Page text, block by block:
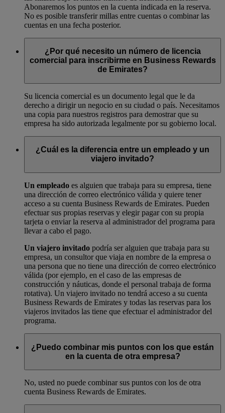
Abonaremos los puntos en la cuenta indicada en la reserva.
No es posible transferir millas entre cuentas o combinar las
cuentas en una fecha posterior.
¿Por qué necesito un número de licencia
comercial para inscribirme en Business Rewards
de Emirates?
Su licencia comercial es un documento legal que le da
derecho a dirigir un negocio en su ciudad o país. Necesitamos
una copia para nuestros registros para demostrar que su
empresa ha sido autorizada legalmente por su gobierno local.
¿Cuál es la diferencia entre un empleado y un
viajero invitado?
Un empleado es alguien que trabaja para su empresa, tiene
una dirección de correo electrónico válida y quiere tener
acceso a su cuenta Business Rewards de Emirates. Pueden
efectuar sus propias reservas y elegir pagar con su propia
tarjeta o enviar la reserva al administrador del programa para
llevar a cabo el pago.
Un viajero invitado podría ser alguien que trabaja para su
empresa, un consultor que viaja en nombre de la empresa o
una persona que no tiene una dirección de correo electrónico
válida (por ejemplo, en el caso de las empresas de
construcción y náuticas, donde el personal trabaja de forma
rotativa). Un viajero invitado no tendrá acceso a su cuenta
Business Rewards de Emirates y todas las reservas para los
viajeros invitados las tiene que efectuar el administrador del
programa.
¿Puedo combinar mis puntos con los que están
en la cuenta de otra empresa?
No, usted no puede combinar sus puntos con los de otra
cuenta Business Rewards de Emirates.